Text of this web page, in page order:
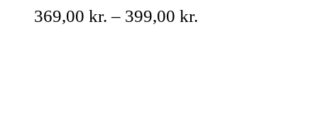
369,00 kr. – 399,00 kr.